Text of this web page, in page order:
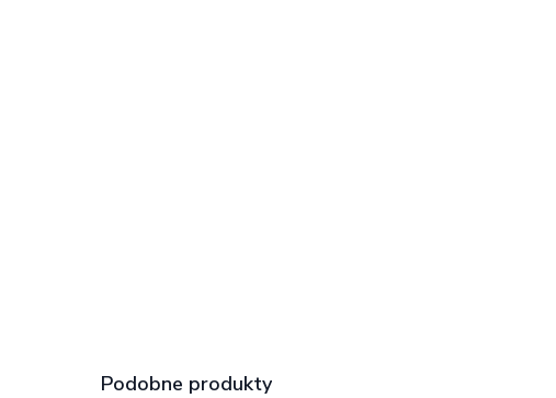
Podobne produkty